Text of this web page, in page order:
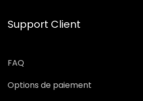
Support Client
FAQ
Options de paiement